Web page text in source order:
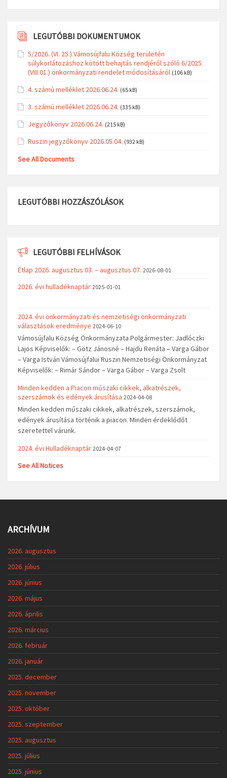
LEGUTÓBBI DOKUMENTUMOK
5/2026. (VI. 25.) Vámosújfalu Község területén
súlykorlátozáshoz kötött behajtás rendjéről szóló 6/2025.
(VIII.01.) önkormányzati rendelet módosításáról (106 kB)
4. számú melléklet 2026.06.24. (65 kB)
3. számú melléklet 2026.06.24. (335 kB)
Jegyzőkönyv 2026.06.24. (215 kB)
Ruszin jegyzőkönyv 2026.05.04. (932 kB)
See All Documents
LEGUTÓBBI HOZZÁSZÓLÁSOK
LEGUTÓBBI FELHÍVÁSOK
Étlap 2026. augusztus 03. – augusztus 07. 2026-08-01
2026. évi hulladéknaptár 2025-01-01
2024. évi önkormányzati és nemzetiségi önkormányzati
választások eredménye 2024-06-10
Vámosújfalu Község Önkormányzata Polgármester: Jadlóczki
Lajos Képviselők: – Götz Jánosné – Hajdu Renáta – Varga Gábor
– Varga István Vámosújfalui Ruszin Nemzetiségi Önkormányzat
Képviselők: – Rimár Sándor – Varga Gábor – Varga Zsolt
Minden kedden a Piacon műszaki cikkek, alkatrészek,
szerszámok és edények árusítása 2024-04-08
Minden kedden műszaki cikkek, alkatrészek, szerszámok,
edények árusítása történik a piacon. Minden érdeklődőt
szeretettel várunk.
2024. évi Hulladéknaptár 2024-04-07
See All Notices
ARCHÍVUM
2026. augusztus
2026. július
2026. június
2026. május
2026. április
2026. március
2026. február
2026. január
2025. december
2025. november
2025. október
2025. szeptember
2025. augusztus
2025. július
2025. június